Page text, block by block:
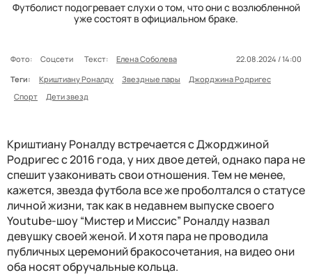
Футболист подогревает слухи о том, что они с возлюбленной
уже состоят в официальном браке.
Фото: Соцсети Текст: Елена Соболева
22.08.2024 / 14:00
Теги:
Криштиану Роналду Звездные пары
Джорджина Родригес
Спорт
Дети звезд
Криштиану Роналду встречается с Джорджиной
Родригес с 2016 года, у них двое детей, однако пара не
спешит узаконивать свои отношения. Тем не менее,
кажется, звезда футбола все же проболтался о статусе
личной жизни, так как в недавнем выпуске своего
Youtube-шоу “Мистер и Миссис” Роналду назвал
девушку своей женой. И хотя пара не проводила
публичных церемоний бракосочетания, на видео они
оба носят обручальные кольца.